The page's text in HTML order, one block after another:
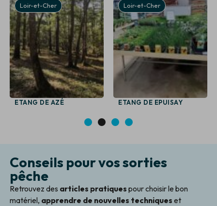
Loir-et-Cher
ETANG DE AZÉ
Loir-et-Cher
ETANG DE EPUISAY
3 4
Conseils pour vos sorties
pêche
Retrouvez des articles pratiques pour choisir le bon
matériel, apprendre de nouvelles techniques et